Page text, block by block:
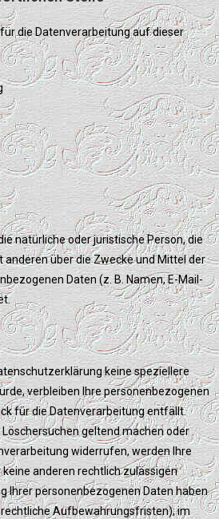
die Datenverarbeitung auf dieser
natürliche oder juristische Person, die
über die Zwecke und Mittel der
Daten (z. B. Namen, E-Mail-
keine speziellere
verbleiben Ihre personenbezogenen
für die Datenverarbeitung entfällt.
geltend machen oder
widerrufen, werden Ihre
anderen rechtlich zulässigen
Ihrer personenbezogenen Daten haben
Aufbewahrungsfristen); im